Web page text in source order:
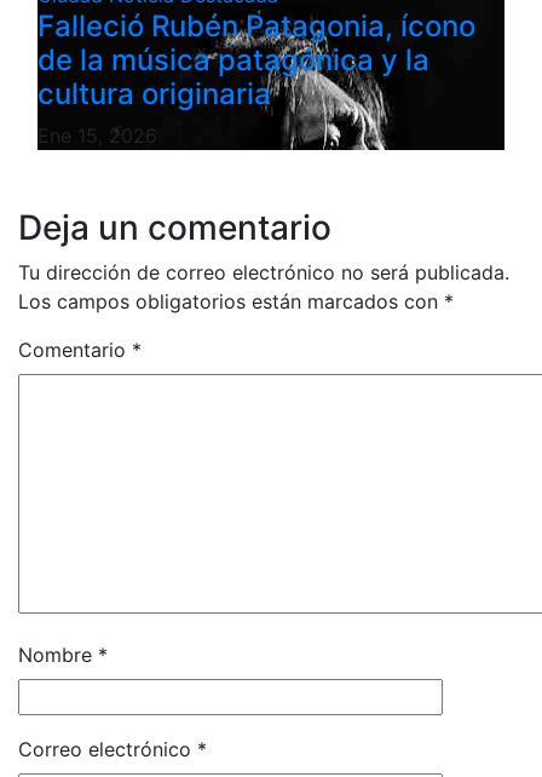
Falleció Rubén Patagonia, ícono
de la música patagónica y la
cultura originaria
Ene 15, 2026
Deja un comentario
Tu dirección de correo electrónico no será publicada.
Los campos obligatorios están marcados con *
Comentario *
Nombre *
Correo electrónico *